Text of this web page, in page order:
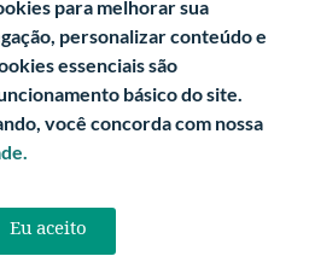
para melhorar sua
personalizar conteúdo e
essenciais são
básico do site.
você concorda com nossa
Eu aceito